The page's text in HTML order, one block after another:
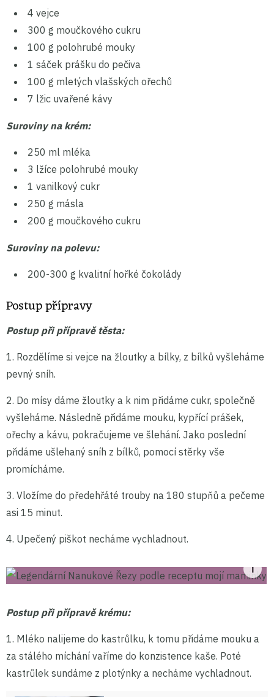
4 vejce
300 g moučkového cukru
100 g polohrubé mouky
1 sáček prášku do pečiva
100 g mletých vlašských ořechů
7 lžic uvařené kávy
Suroviny na krém:
250 ml mléka
3 lžíce polohrubé mouky
1 vanilkový cukr
250 g másla
200 g moučkového cukru
Suroviny na polevu:
200-300 g kvalitní hořké čokolády
Postup přípravy
Postup při přípravě těsta:
1. Rozdělíme si vejce na žloutky a bílky, z bílků vyšleháme
pevný sníh.
2. Do mísy dáme žloutky a k nim přidáme cukr, společně
vyšleháme. Následně přidáme mouku, kypřící prášek,
ořechy a kávu, pokračujeme ve šlehání. Jako poslední
přidáme ušlehaný sníh z bílků, pomocí stěrky vše
promícháme.
3. Vložíme do předehřáté trouby na 180 stupňů a pečeme
asi 15 minut.
4. Upečený piškot necháme vychladnout.
Postup při přípravě krému:
1. Mléko nalijeme do kastrůlku, k tomu přidáme mouku a
za stálého míchání vaříme do konzistence kaše. Poté
kastrůlek sundáme z plotýnky a necháme vychladnout.